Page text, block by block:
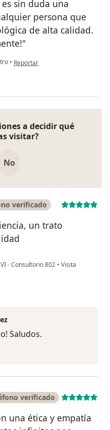
sin duda una
persona que
de alta calidad.
• en opinión del usuario Cesar
Reportar
a decidir qué
visitar?
No
verificado
un trato
- Consultorio 802 • Visita
Saludos.
verificado
una ética y empatía